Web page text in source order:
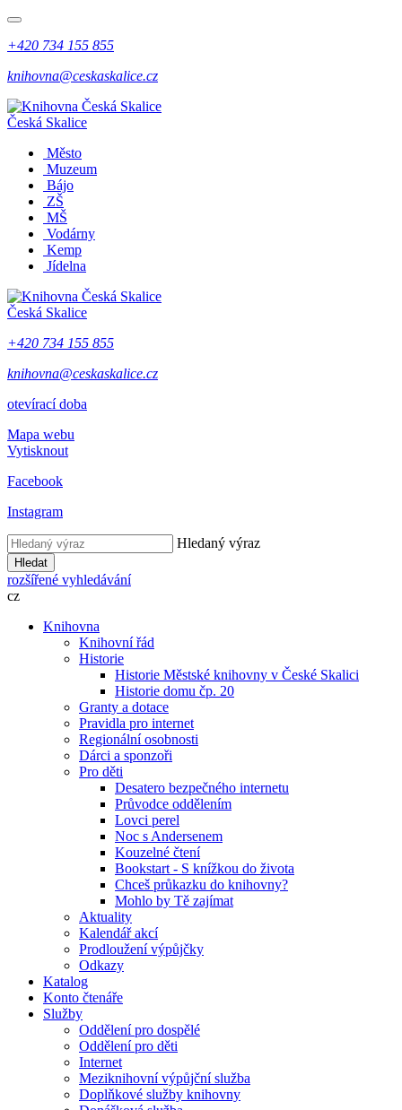
+420 734 155 855
knihovna@ceskaskalice.cz
Česká Skalice
Město
Muzeum
Bájo
ZŠ
MŠ
Vodárny
Kemp
Jídelna
Česká Skalice
+420 734 155 855
knihovna@ceskaskalice.cz
otevírací doba
Mapa webu
Vytisknout
Facebook
Instagram
Hledaný výraz
Hledat
rozšířené vyhledávání
cz
Knihovna
Knihovní řád
Historie
Historie Městské knihovny v České Skalici
Historie domu čp. 20
Granty a dotace
Pravidla pro internet
Regionální osobnosti
Dárci a sponzoři
Pro děti
Desatero bezpečného internetu
Průvodce oddělením
Lovci perel
Noc s Andersenem
Kouzelné čtení
Bookstart - S knížkou do života
Chceš průkazku do knihovny?
Mohlo by Tě zajímat
Aktuality
Kalendář akcí
Prodloužení výpůjčky
Odkazy
Katalog
Konto čtenáře
Služby
Oddělení pro dospělé
Oddělení pro děti
Internet
Meziknihovní výpůjční služba
Doplňkové služby knihovny